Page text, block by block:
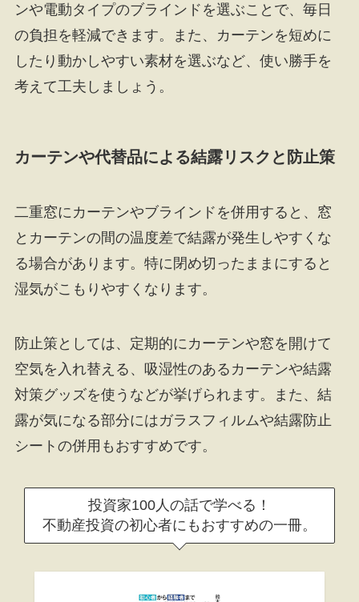
ンや電動タイプのブラインドを選ぶことで、毎日
の負担を軽減できます。また、カーテンを短めに
したり動かしやすい素材を選ぶなど、使い勝手を
考えて工夫しましょう。
カーテンや代替品による結露リスクと防止策
二重窓にカーテンやブラインドを併用すると、窓
とカーテンの間の温度差で結露が発生しやすくな
る場合があります。特に閉め切ったままにすると
湿気がこもりやすくなります。
防止策としては、定期的にカーテンや窓を開けて
空気を入れ替える、吸湿性のあるカーテンや結露
対策グッズを使うなどが挙げられます。また、結
露が気になる部分にはガラスフィルムや結露防止
シートの併用もおすすめです。
投資家100人の話で学べる！
不動産投資の初心者にもおすすめの一冊。